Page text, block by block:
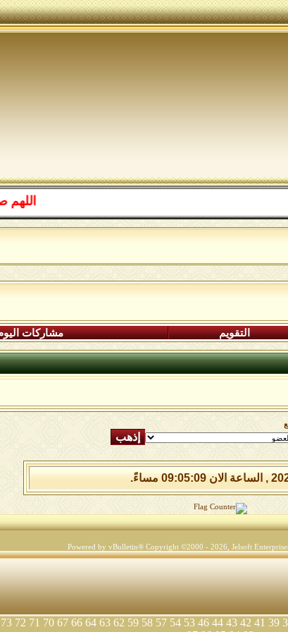
اللهم
التقويم مشاركات
Powered by vBulletin® Copyright ©2000 - 2026, Jelsoft
39
41
42
43
44
46
53
54
57
58
59
62
63
64
66
67
70
71
72
73